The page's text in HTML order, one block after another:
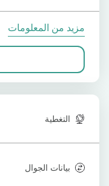
مزيد من المعلومات
التغطية
بيانات الجوال